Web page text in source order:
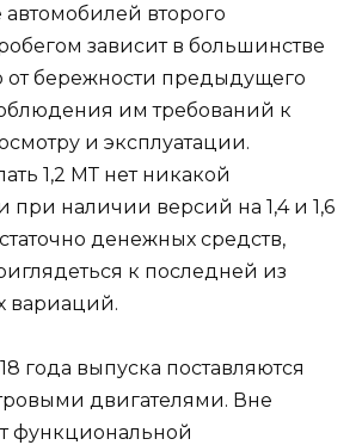
второго
зависит в большинстве
от бережности предыдущего
им требований к
и эксплуатации.
1,2 МТ нет никакой
при наличии версий на 1,4 и 1,6
денежных средств,
к последней из
вариаций.
года выпуска поставляются
двигателями. Вне
функциональной